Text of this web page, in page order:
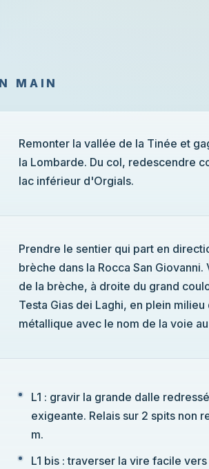
MAIN
Remonter la vallée de la Tinée et
la Lombarde. Du col, redescendre
lac inférieur d'Orgials.
Prendre le sentier qui part en
brèche dans la Rocca San
de la brèche, à droite du grand
Testa Gias dei Laghi, en plein
métallique avec le nom de la voie
L1 : gravir la grande dalle
exigeante. Relais sur 2 spits non
m.
L1 bis : traverser la vire facile